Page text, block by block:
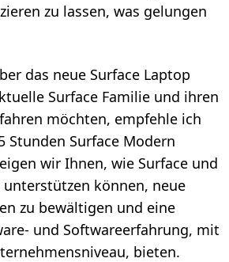
zu lassen, was gelungen
das neue Surface Laptop
Surface Familie und ihren
möchten, empfehle ich
Stunden Surface Modern
wir Ihnen, wie Surface und
unterstützen können, neue
zu bewältigen und eine
und Softwareerfahrung, mit
bieten.